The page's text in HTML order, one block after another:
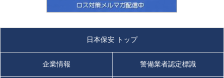
日本保安 トップ
企業情報 警備業者認定標識